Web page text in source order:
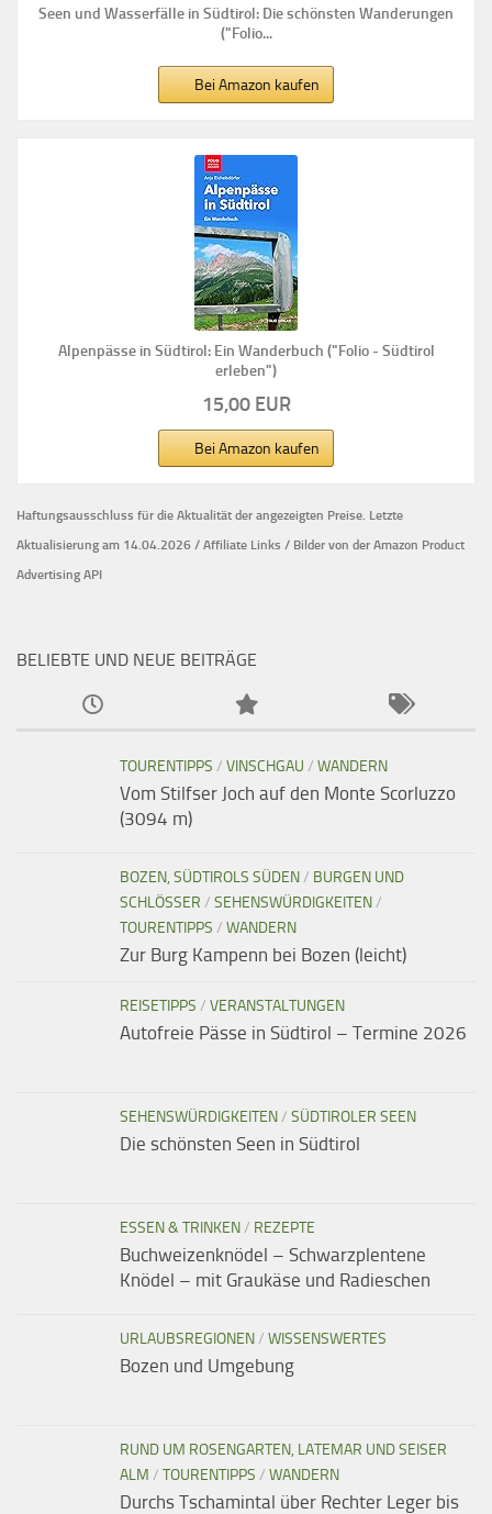
Seen und Wasserfälle in Südtirol: Die schönsten Wanderungen
("Folio...
Bei Amazon kaufen
Alpenpässe in Südtirol: Ein Wanderbuch ("Folio - Südtirol
erleben")
15,00 EUR
Bei Amazon kaufen
Haftungsausschluss für die Aktualität der angezeigten Preise. Letzte
Aktualisierung am 14.04.2026 / Affiliate Links / Bilder von der Amazon Product
Advertising API
BELIEBTE UND NEUE BEITRÄGE
TOURENTIPPS / VINSCHGAU / WANDERN
Vom Stilfser Joch auf den Monte Scorluzzo
(3094 m)
BOZEN, SÜDTIROLS SÜDEN/ BURGEN UND
SCHLÖSSER / SEHENSWÜRDIGKEITEN/
TOURENTIPPS / WANDERN
Zur Burg Kampenn bei Bozen (leicht)
REISETIPPS / VERANSTALTUNGEN
Autofreie Pässe in Südtirol – Termine 2026
SEHENSWÜRDIGKEITEN/ SÜDTIROLER SEEN
Die schönsten Seen in Südtirol
ESSEN & TRINKEN/ REZEPTE
Buchweizenknödel – Schwarzplentene
Knödel – mit Graukäse und Radieschen
URLAUBSREGIONEN/ WISSENSWERTES
Bozen und Umgebung
RUND UM ROSENGARTEN, LATEMAR UND SEISER
ALM / TOURENTIPPS / WANDERN
Durchs Tschamintal über Rechter Leger bis